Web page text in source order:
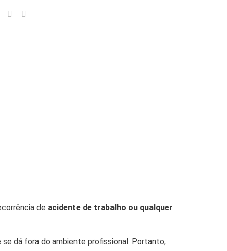
de acidente de trabalho ou qualquer
dá fora do ambiente profissional. Portanto,